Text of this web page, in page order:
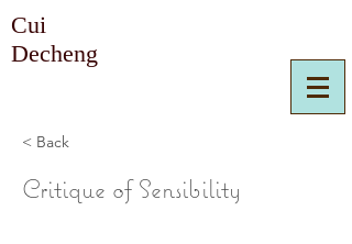
Cui
Decheng
< Back
Critique of Sensibility